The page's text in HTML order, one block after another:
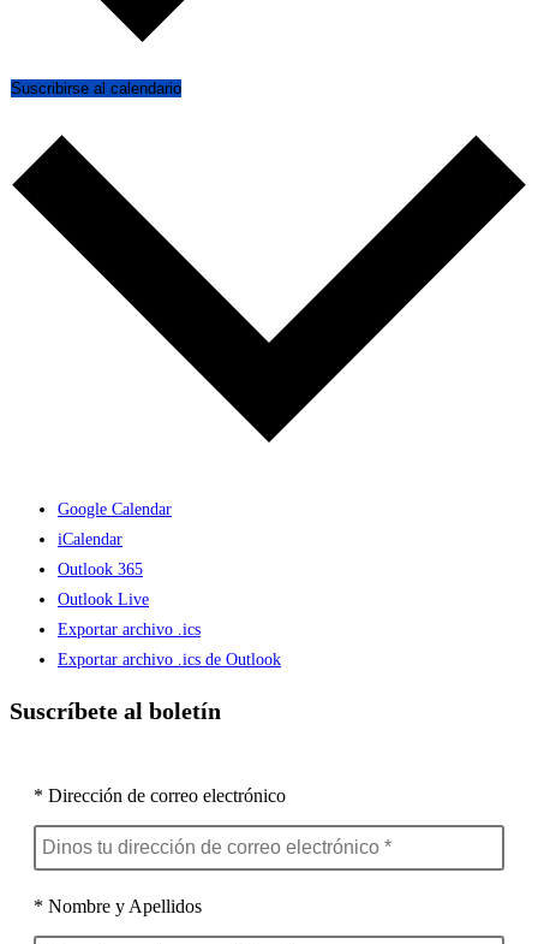
Suscribirse al calendario
Google Calendar
iCalendar
Outlook 365
Outlook Live
Exportar archivo .ics
Exportar archivo .ics de Outlook
Suscríbete al boletín
* Dirección de correo electrónico
* Nombre y Apellidos